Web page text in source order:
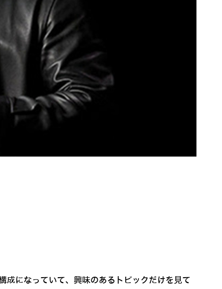
になっていて、興味のあるトピックだけを見て